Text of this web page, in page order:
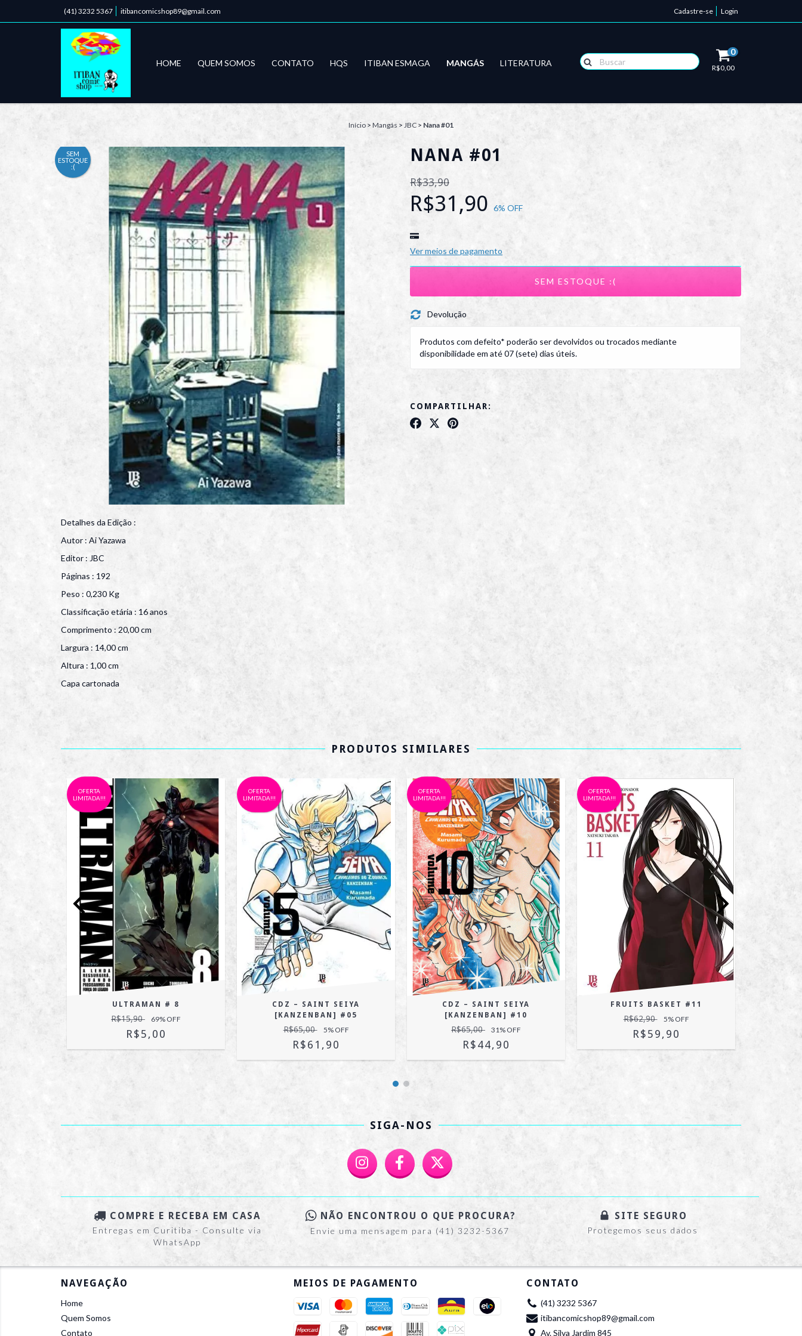
(41) 3232 5367 itibancomicshop89@gmail.com Cadastre-se Login
HOME QUEM SOMOS CONTATO HQS ITIBAN ESMAGA MANGÁS LITERATURA
0
R$0,00
Início > Mangás > JBC > Nana #01
SEM
ESTOQUE
:(
NANA #01
R$33,90
R$31,90 6% OFF
Ver meios de pagamento
Devolução
Produtos com defeito* poderão ser devolvidos ou trocados mediante
disponibilidade em até 07 (sete) dias úteis.
COMPARTILHAR:
Detalhes da Edição :
Autor : Ai Yazawa
Editor : JBC
Páginas : 192
Peso : 0,230 Kg
Classificação etária : 16 anos
Comprimento : 20,00 cm
Largura : 14,00 cm
Altura : 1,00 cm
Capa cartonada
PRODUTOS SIMILARES
OFERTA
LIMITADA!!!
ULTRAMAN # 8
R$15,90 69% OFF
R$5,00
OFERTA
LIMITADA!!!
CDZ – SAINT SEIYA
[KANZENBAN] #05
R$65,00 5% OFF
R$61,90
OFERTA
LIMITADA!!!
CDZ – SAINT SEIYA
[KANZENBAN] #10
R$65,00 31% OFF
R$44,90
OFERTA
LIMITADA!!!
FRUITS BASKET #11
R$62,90 5% OFF
R$59,90
SIGA-NOS
COMPRE E RECEBA EM CASA
Entregas em Curitiba - Consulte via
WhatsApp
NÃO ENCONTROU O QUE PROCURA?
Envie uma mensagem para (41) 3232-5367
SITE SEGURO
Protegemos seus dados
NAVEGAÇÃO
Home
Quem Somos
Contato
MEIOS DE PAGAMENTO CONTATO
(41) 3232 5367
itibancomicshop89@gmail.com
Av. Silva Jardim 845